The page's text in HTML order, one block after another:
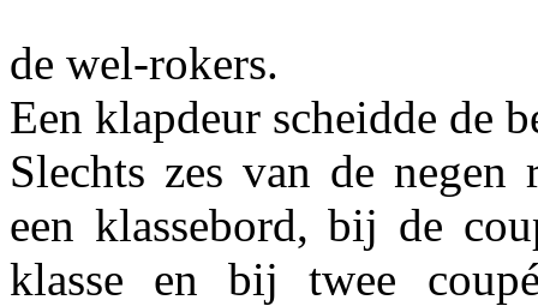
de wel-rokers.
Een klapdeur scheidde de
Slechts zes van de negen
een klassebord, bij de
klasse en bij twee